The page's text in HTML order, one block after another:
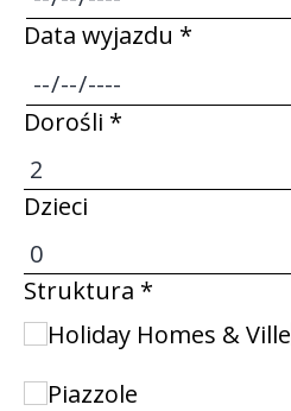
Data wyjazdu *
Dorośli *
Dzieci
Struktura *
Holiday Homes & Ville
Piazzole